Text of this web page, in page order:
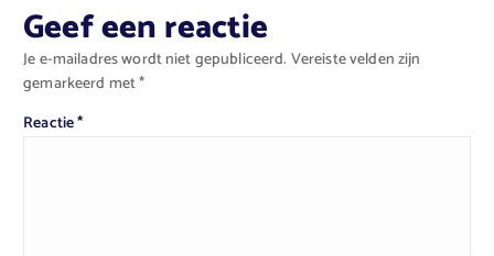
Geef een reactie
Je e-mailadres wordt niet gepubliceerd. Vereiste velden zijn
gemarkeerd met*
Reactie*